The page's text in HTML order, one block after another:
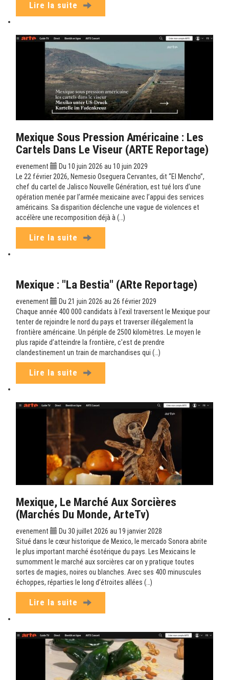
Lire la suite
Mexique Sous Pression Américaine : Les
Cartels Dans Le Viseur (ARTE Reportage)
evenement
Du 10 juin 2026 au 10 juin 2029
Le 22 février 2026, Nemesio Oseguera Cervantes, dit “El Mencho”,
chef du cartel de Jalisco Nouvelle Génération, est tué lors d’une
opération menée par l’armée mexicaine avec l’appui des services
américains. Sa disparition déclenche une vague de violences et
accélère une recomposition déjà à (…)
Lire la suite
Mexique : "La Bestia" (ARte Reportage)
evenement
Du 21 juin 2026 au 26 février 2029
Chaque année 400 000 candidats à l’exil traversent le Mexique pour
tenter de rejoindre le nord du pays et traverser illégalement la
frontière américaine. Un périple de 2500 kilomètres. Le moyen le
plus rapide d’atteindre la frontière, c’est de prendre
clandestinement un train de marchandises qui (…)
Lire la suite
Mexique, Le Marché Aux Sorcières
(Marchés Du Monde, ArteTv)
evenement
Du 30 juillet 2026 au 19 janvier 2028
Situé dans le cœur historique de Mexico, le mercado Sonora abrite
le plus important marché ésotérique du pays. Les Mexicains le
surnomment le marché aux sorcières car on y pratique toutes
sortes de magies, noires ou blanches. Avec ses 400 minuscules
échoppes, réparties le long d’étroites allées (…)
Lire la suite